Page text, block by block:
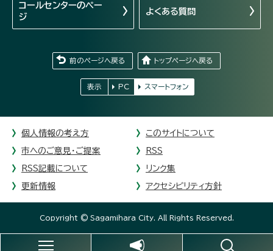
コールセンターのペー
ジ
よくある質問
前のページへ戻る トップページへ戻る
表示 PC スマートフォン
個人情報の考え方 このサイトについて
市へのご意見・ご提案 RSS
RSS記載について リンク集
更新情報 アクセシビリティ方針
Copyright © Sagamihara City. All Rights Reserved.